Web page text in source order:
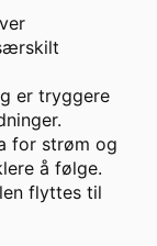
er tryggere
for strøm og
å følge.
flyttes til